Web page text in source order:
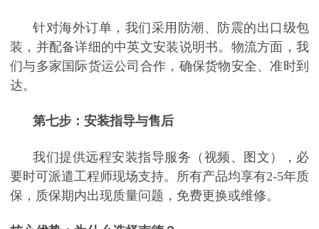
针对海外订单，我们采用防潮、防震的出口级包
装，并配备详细的中英文安装说明书。物流方面，我
们与多家国际货运公司合作，确保货物安全、准时到
达。
第七步：安装指导与售后
我们提供远程安装指导服务（视频、图文），必
要时可派遣工程师现场支持。所有产品均享有2-5年质
保，质保期内出现质量问题，免费更换或维修。